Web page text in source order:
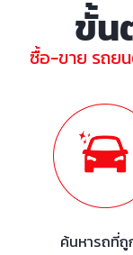
ขั้น
ซื้อ-ขาย รถย
ค้นหารถที่ถู